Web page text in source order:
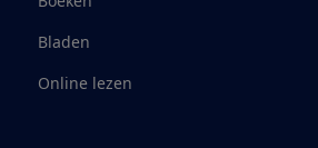
Bladen
Online lezen